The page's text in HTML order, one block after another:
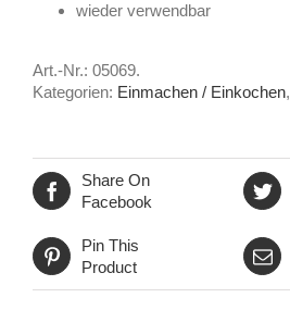
wieder verwendbar
Art.-Nr.: 05069.
Kategorien: Einmachen / Einkochen,
Share On
Facebook
Pin This
Product